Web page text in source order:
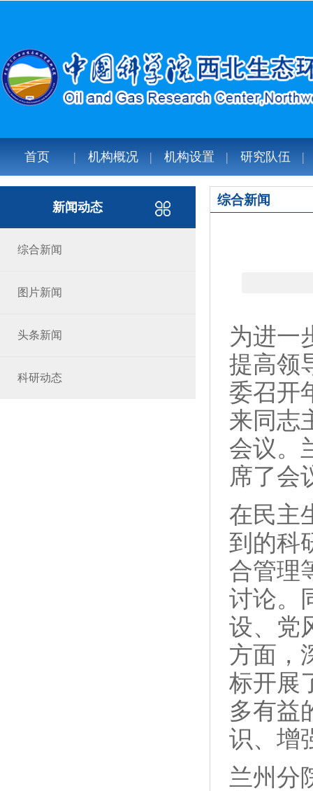
首页 机构概况 机构设置 研究队伍
综合新闻
为进一
提高领
委召开
来同志
会议。
席了会
在民主
到的科
合管理
讨论。
设、党
方面，
标开展
多有益
识、增
兰州分
新闻动态
综合新闻
图片新闻
头条新闻
科研动态